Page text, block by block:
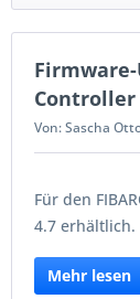
Firmware-
Controller
Von: Sascha
Für den
4.7 erhältlich.
Mehr lesen